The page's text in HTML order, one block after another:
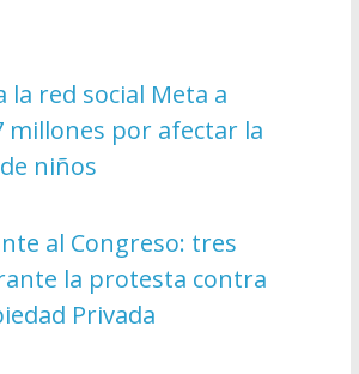
la red social Meta a
millones por afectar la
niños
al Congreso: tres
la protesta contra
Privada